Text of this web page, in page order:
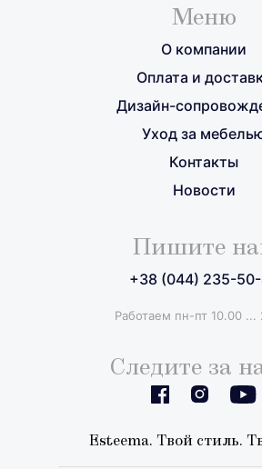
Меню
О компании
Оплата и
Дизайн-
Уход за
Контакты
Новости
Пишите
+38 (044) 235-
Работаем пн-пт 10.00 ...
Следите за
Esteema. Твой стиль.